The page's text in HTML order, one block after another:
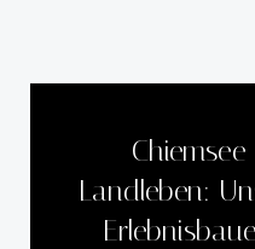
Landleben: